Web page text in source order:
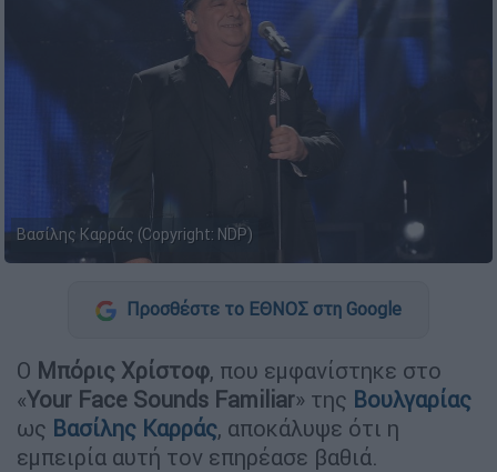
Βασίλης Καρράς (Copyright: NDP)
Προσθέστε το ΕΘΝΟΣ στη Google
Ο Μπόρις Χρίστοφ, που εμφανίστηκε στο
«Your Face Sounds Familiar» της Βουλγαρίας
ως Βασίλης Καρράς, αποκάλυψε ότι η
εμπειρία αυτή τον επηρέασε βαθιά.